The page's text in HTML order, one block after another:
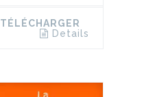
TÉLÉCHARGER
Details